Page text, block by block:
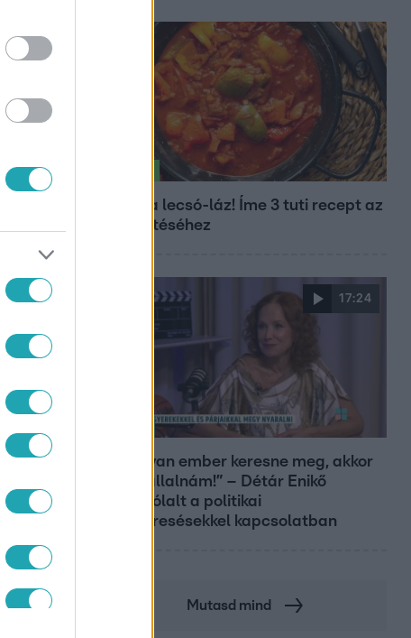
Kitört a lecsó-láz! Íme 3 tuti recept az
elkészítéséhez
17:24
„Ha olyan ember keresne meg, akkor
sem vállalnám!” – Détár Enikő
megszólalt a politikai
megkeresésekkel kapcsolatban
Mutasd mind